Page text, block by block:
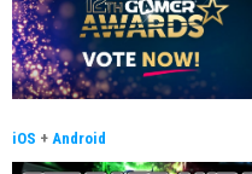
iOS + Android